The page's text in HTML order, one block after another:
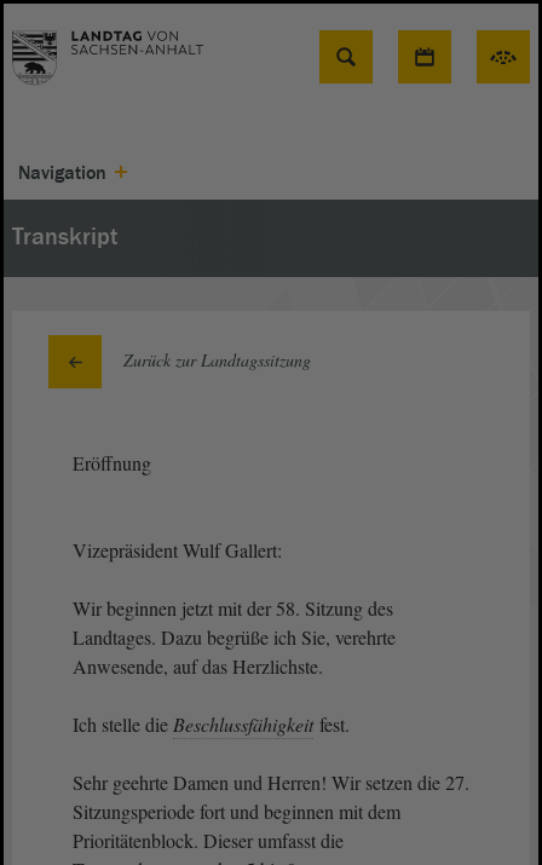
Suche
Navigation
Transkript
Zurück zur Landtagssitzung
Eröffnung
Vizepräsident Wulf Gallert:
Wir beginnen jetzt mit der 58. Sitzung des
Landtages. Dazu begrüße ich Sie, verehrte
Anwesende, auf das Herzlichste.
Ich stelle die Beschlussfähigkeit fest.
Sehr geehrte Damen und Herren! Wir setzen die 27.
Sitzungsperiode fort und beginnen mit dem
Prioritätenblock. Dieser umfasst die